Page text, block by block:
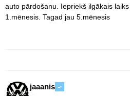
auto pārdošanu. Iepriekš ilgākais
1.mēnesis. Tagad jau 5.mēnesis
jaaanis